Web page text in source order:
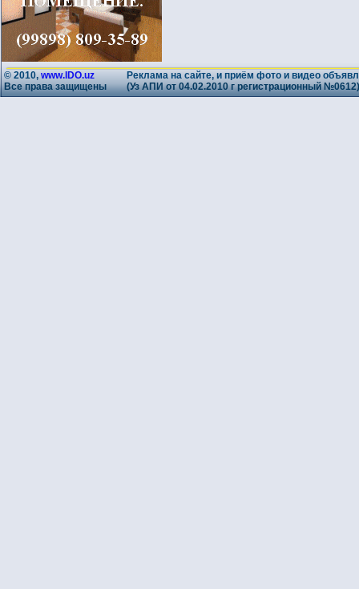
© 2010, www.IDO.uz
Все права защищены
Реклама на сайте, и приём фото и видео
(Уз АПИ от 04.02.2010 г регистрационный